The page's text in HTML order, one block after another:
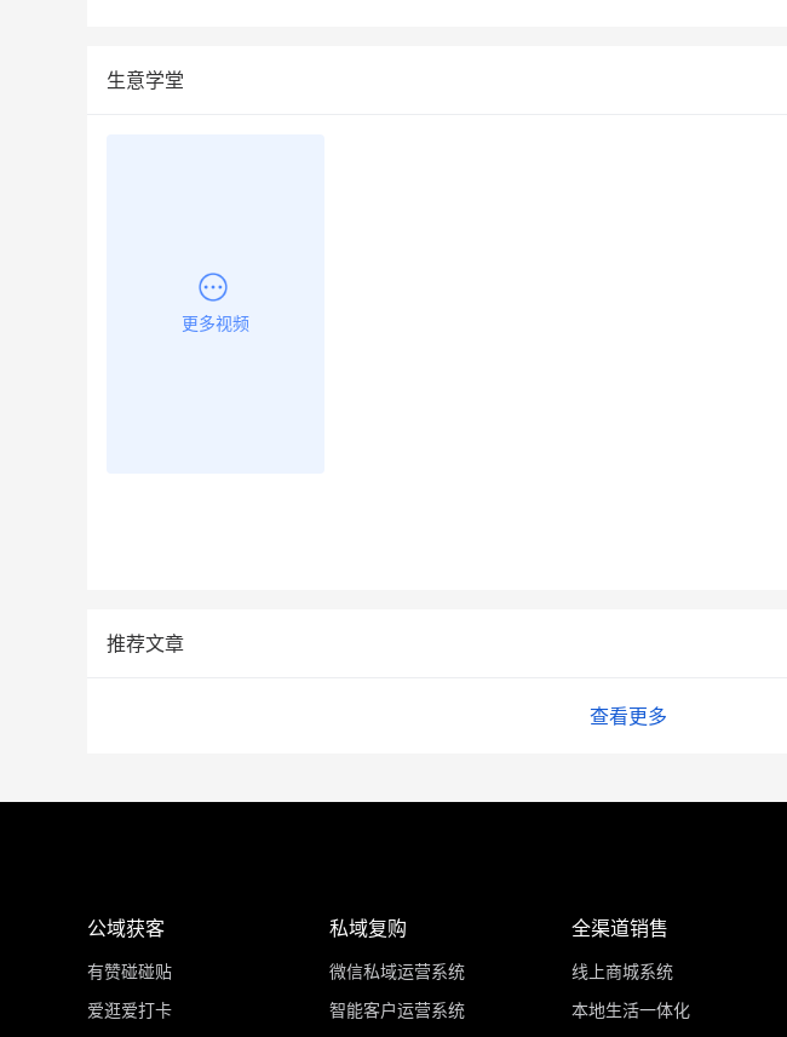
生意学堂
更多视频
推荐文章
查看更多
公域获客
有赞碰碰贴
爱逛爱打卡
私域复购
微信私域运营系统
智能客户运营系统
全渠道销售
线上商城系统
本地生活一体化